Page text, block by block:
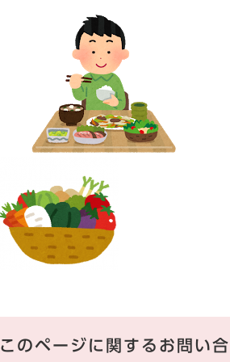
このページに関するお問い